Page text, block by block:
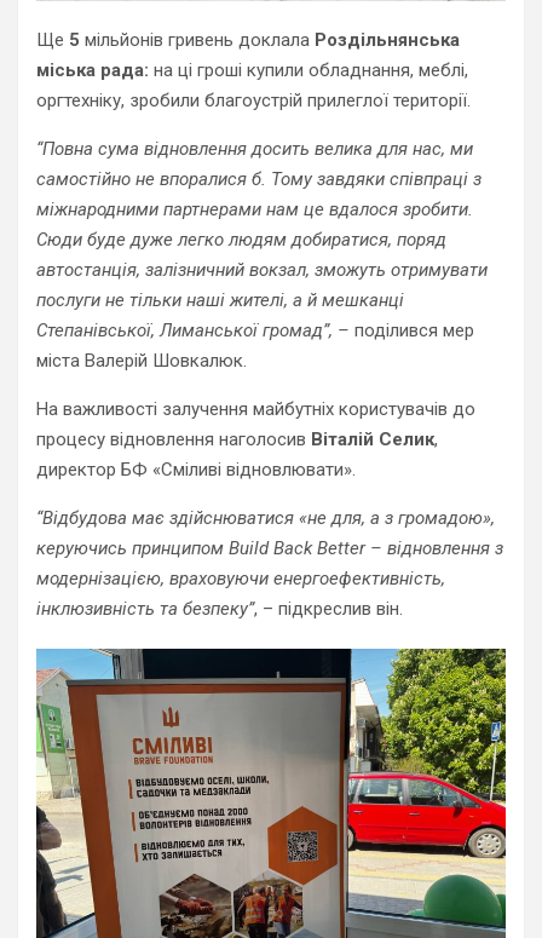
Ще 5 мільйонів гривень доклала Роздільнянська
міська рада: на ці гроші купили обладнання, меблі,
оргтехніку, зробили благоустрій прилеглої території.
“Повна сума відновлення досить велика для нас, ми
самостійно не впоралися б. Тому завдяки співпраці з
міжнародними партнерами нам це вдалося зробити.
Сюди буде дуже легко людям добиратися, поряд
автостанція, залізничний вокзал, зможуть отримувати
послуги не тільки наші жителі, а й мешканці
Степанівської, Лиманської громад”, – поділився мер
міста Валерій Шовкалюк.
На важливості залучення майбутніх користувачів до
процесу відновлення наголосив Віталій Селик,
директор БФ «Сміливі відновлювати».
“Відбудова має здійснюватися «не для, а з громадою»,
керуючись принципом Build Back Better – відновлення з
модернізацією, враховуючи енергоефективність,
інклюзивність та безпеку”, – підкреслив він.